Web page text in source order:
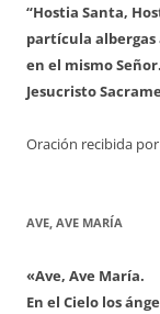
“Hostia Santa,
partícula albergas
en el mismo
Jesucristo
Oración recibida
AVE, AVE MARÍA
«Ave, Ave María.
En el Cielo los